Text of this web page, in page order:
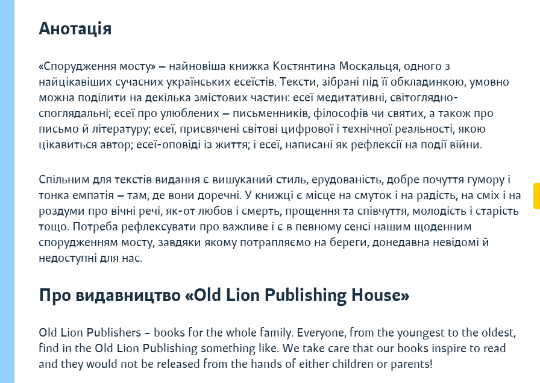
Анотація
«Спорудження мосту» — найновіша книжка Костянтина Москальця, одного з
найцікавіших сучасних українських есеїстів. Тексти, зібрані під її обкладинкою, умовно
можна поділити на декілька змістових час­тин: есеї медитативні, світоглядно-
споглядальні; есеї про улюблених — письменників, філософів чи святих, а також про
письмо й літературу; есеї, присвячені світові цифрової і технічної реальності, якою
цікавиться автор; есеї-оповіді із життя; і есеї, написані як рефлексії на події війни.
Спільним для текстів видання є вишуканий стиль, ерудованість, доб­ре почуття гумору і
тонка емпатія — там, де вони доречні. У книжці є місце на смуток і на радість, на сміх і на
роздуми про вічні речі, як-от любов і смерть, прощення та співчуття, молодість і старість
тощо. Потреба рефлексувати про важливе і є в певному сенсі нашим щоденним
спорудженням мосту, завдяки якому потрапляємо на береги, донедавна невідомі й
недоступні для нас.
Про видавництво «Old Lion Publishing House»
Old Lion Publishers – books for the whole family. Everyone, from the youngest to the oldest,
find in the Old Lion Publishing something like. We take care that our books inspire to read
and they would not be released from the hands of either children or parents!